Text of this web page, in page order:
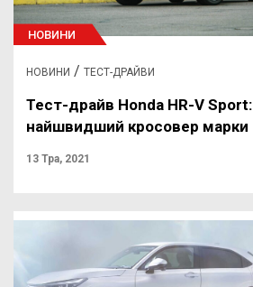
НОВИНИ
НОВИНИ / ТЕСТ-ДРАЙВИ
Тест-драйв Honda HR-V Sport:
найшвидший кросовер марки
13 Тра, 2021